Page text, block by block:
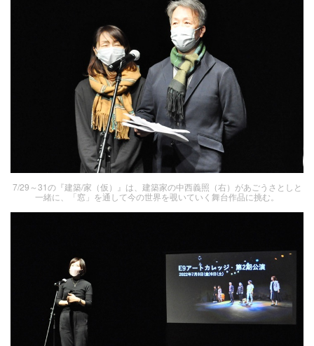
7/29～31の『建築/家（仮）』は、建築家の中西義照（右）があごうさとしと
一緒に、「窓」を通して今の世界を覗いていく舞台作品に挑む。